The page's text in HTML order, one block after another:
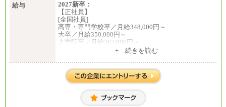
給与
2027新卒：
【正社員】
[全国社員]
高専・専門学校卒／月給348,000円～
大卒／月給350,000円～
大学院卒／月給362,000円～
[地域社員]月給295,000円～
【正社員】
[全国社員]月給348,000円～
[地域社員]月給295,000円～
【契約社員】月給200,000円～
+ 続きを読む